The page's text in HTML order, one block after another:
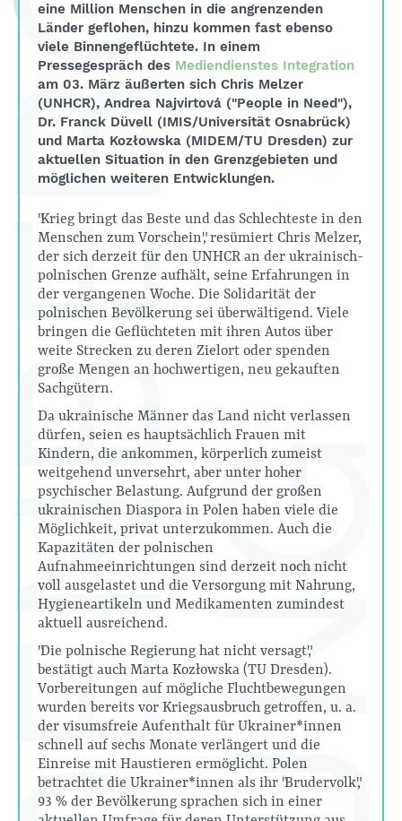
eine Million Menschen in die angrenzenden
Länder geflohen, hinzu kommen fast ebenso
viele Binnengeflüchtete. In einem
Pressegespräch des Mediendienstes Integration
am 03. März äußerten sich Chris Melzer
(UNHCR), Andrea Najvirtová ("People in Need"),
Dr. Franck Düvell (IMIS/Universität Osnabrück)
und Marta Kozłowska (MIDEM/TU Dresden) zur
aktuellen Situation in den Grenzgebieten und
möglichen weiteren Entwicklungen.
"Krieg bringt das Beste und das Schlechteste in den
Menschen zum Vorschein", resümiert Chris Melzer,
der sich derzeit für den UNHCR an der ukrainisch-
polnischen Grenze aufhält, seine Erfahrungen in
der vergangenen Woche. Die Solidarität der
polnischen Bevölkerung sei überwältigend. Viele
bringen die Geflüchteten mit ihren Autos über
weite Strecken zu deren Zielort oder spenden
große Mengen an hochwertigen, neu gekauften
Sachgütern.
Da ukrainische Männer das Land nicht verlassen
dürfen, seien es hauptsächlich Frauen mit
Kindern, die ankommen, körperlich zumeist
weitgehend unversehrt, aber unter hoher
psychischer Belastung. Aufgrund der großen
ukrainischen Diaspora in Polen haben viele die
Möglichkeit, privat unterzukommen. Auch die
Kapazitäten der polnischen
Aufnahmeeinrichtungen sind derzeit noch nicht
voll ausgelastet und die Versorgung mit Nahrung,
Hygieneartikeln und Medikamenten zumindest
aktuell ausreichend.
"Die polnische Regierung hat nicht versagt",
bestätigt auch Marta Kozłowska (TU Dresden).
Vorbereitungen auf mögliche Fluchtbewegungen
wurden bereits vor Kriegsausbruch getroffen, u. a.
der visumsfreie Aufenthalt für Ukrainer*innen
schnell auf sechs Monate verlängert und die
Einreise mit Haustieren ermöglicht. Polen
betrachtet die Ukrainer*innen als ihr "Brudervolk",
93 % der Bevölkerung sprachen sich in einer